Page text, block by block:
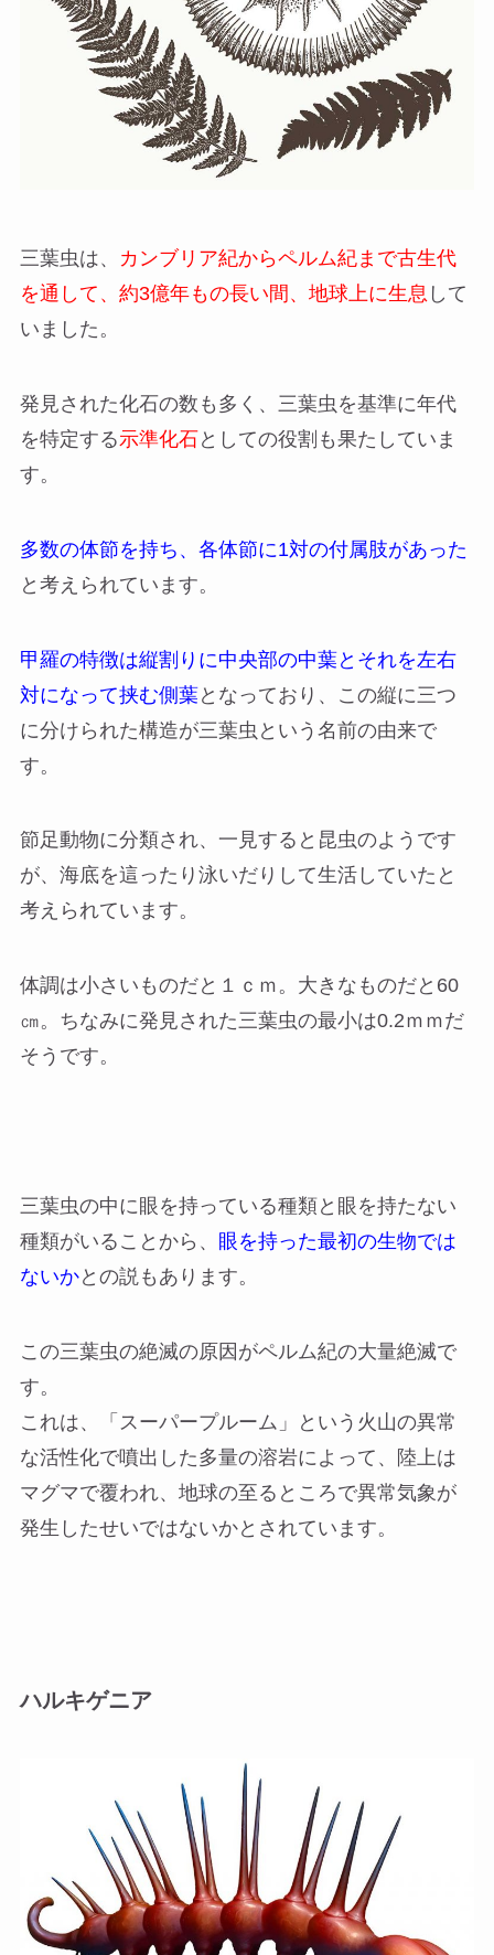
三葉虫は、
カンブリア紀からペルム紀まで古生代
を通して、約3億年もの長い間、地球上に生息 して
いました。
発見された化石の数も多く、三葉虫を基準に年代
を特定する示準化石としての役割も果たしていま
す。
多数の体節を持ち、各体節に1対の付属肢があった
と考えられています。
甲羅の特徴は縦割りに中央部の中葉とそれを左右
対になって挟む側葉となっており、この縦に三つ
に分けられた構造が三葉虫という名前の由来で
す。
節足動物に分類され、一見すると昆虫のようです
が、海底を這ったり泳いだりして生活していたと
考えられています。
体調は小さいものだと１ｃｍ。大きなものだと60
㎝。ちなみに発見された三葉虫の最小は0.2ｍｍだ
そうです。
三葉虫の中に眼を持っている種類と眼を持たない
種類がいることから、 眼を持った最初の生物では
ないかとの説もあります。
この三葉虫の絶滅の原因がペルム紀の大量絶滅で
す。
これは、「スーパープルーム」という火山の異常
な活性化で噴出した多量の溶岩によって、陸上は
マグマで覆われ、地球の至るところで異常気象が
発生したせいではないかとされています。
ハルキゲニア